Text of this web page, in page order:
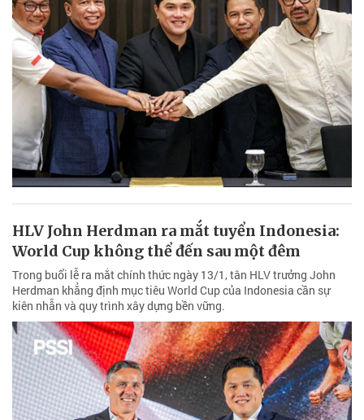
HLV John Herdman ra mắt tuyển Indonesia:
World Cup không thể đến sau một đêm
Trong buổi lễ ra mắt chính thức ngày 13/1, tân HLV trưởng John
Herdman khẳng định mục tiêu World Cup của Indonesia cần sự
kiên nhẫn và quy trình xây dựng bền vững.